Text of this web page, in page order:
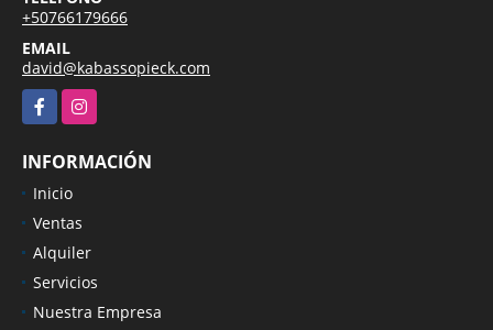
+50766179666
EMAIL
david@kabassopieck.com
FacebookInstagram
INFORMACIÓN
Inicio
Ventas
Alquiler
Servicios
Nuestra Empresa